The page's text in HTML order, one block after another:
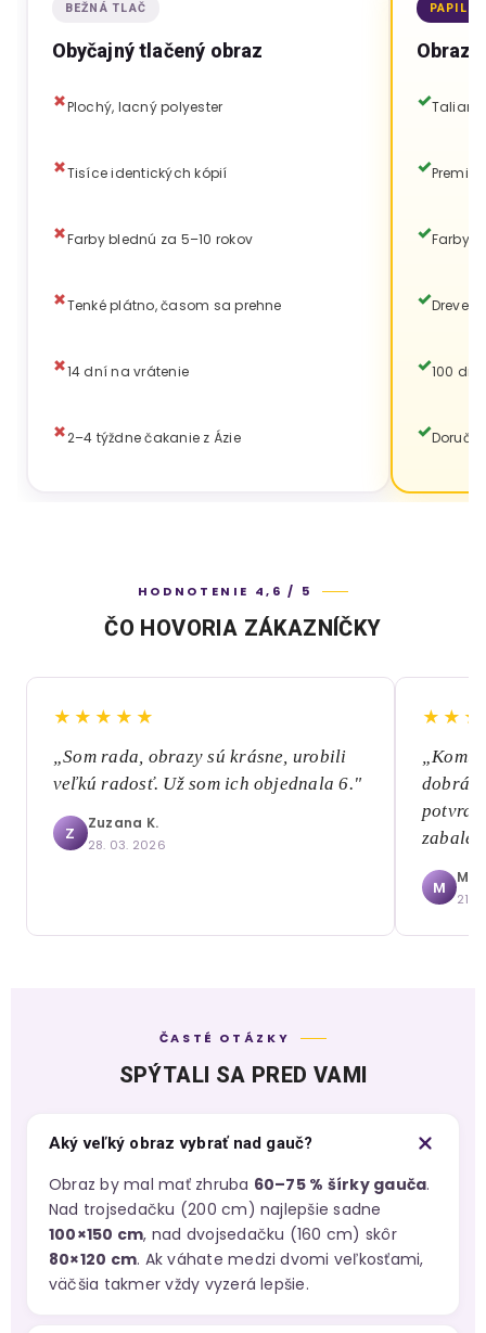
BEŽNÁ TLAČ
Obyčajný tlačený obraz
Plochý, lacný polyester
Tisíce identických kópií
Farby blednú za 5–10 rokov
Tenké plátno, časom sa prehne
14 dní na vrátenie
2–4 týždne čakanie z Ázie
Obraz
Farby
100 dní
HODNOTENIE 4,6 / 5
ČO HOVORIA ZÁKAZNÍČKY
★★★★★
„Som rada, obrazy sú krásne, urobili
veľkú radosť. Už som ich objednala 6."
Z
Zuzana K.
28. 03. 2026
dobrá,
M
21.
ČASTÉ OTÁZKY
SPÝTALI SA PRED VAMI
Aký veľký obraz vybrať nad gauč?
Obraz by mal mať zhruba 60–75 % šírky gauča.
Nad trojsedačku (200 cm) najlepšie sadne
100×150 cm, nad dvojsedačku (160 cm) skôr
80×120 cm. Ak váhate medzi dvomi veľkosťami,
väčšia takmer vždy vyzerá lepšie.